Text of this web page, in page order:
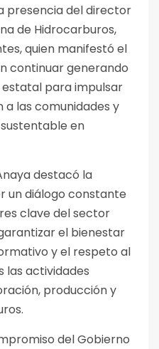
presencia del director
de Hidrocarburos,
quien manifestó el
continuar generando
para impulsar
las comunidades y
en
destacó la
un diálogo constante
clave del sector
el bienestar
y el respeto al
las actividades
producción y
del Gobierno